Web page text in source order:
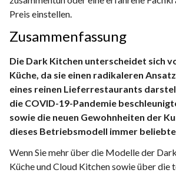
Preis einstellen.
Zusammenfassung
Die Dark Kitchen unterscheidet sich
Küche, da sie einen radikaleren
eines reinen Lieferrestaurants
die COVID-19-Pandemie
sowie die neuen Gewohnheiten der
dieses Betriebsmodell immer
Wenn Sie mehr über die Modelle der
Küche und Cloud Kitchen sowie über die